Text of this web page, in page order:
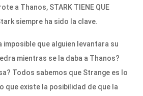
a Thanos, STARK TIENE QUE
siempre ha sido la clave.
imposible que alguien levantara su
mientras se la daba a Thanos?
Todos sabemos que Strange es lo
existe la posibilidad de que la